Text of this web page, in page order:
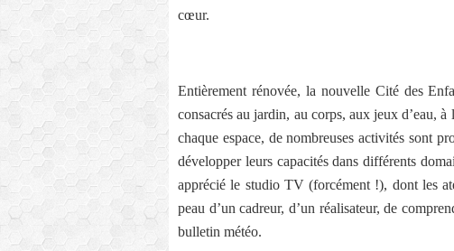
cœur.
Entièrement rénovée, la nouvelle Cité des
consacrés au jardin, au corps, aux jeux d’eau,
chaque espace, de nombreuses activités sont
développer leurs capacités dans différents
apprécié le studio TV (forcément !), dont les
peau d’un cadreur, d’un réalisateur, de
bulletin météo.